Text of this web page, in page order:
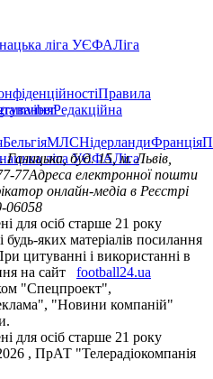
ліга УЄФАЛіга
Правила
Редакційна
viber
БельгіяМЛСНідерландиФранція
ліга УЄФАЛіга
Галицька, буд. 15, м. Львів,
77Адреса електронної пошти
онлайн-медіа в Реєстрі
06058
для осіб старше 21 року
яких матеріалів посилання
цитуванні і використанні в
на сайт
football24.ua
"Спецпроект",
"Новини компаній"
для осіб старше 21 року
, ПрАТ "Телерадіокомпанія